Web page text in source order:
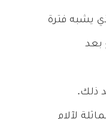
يشبه فترة
بعد
ذلك.
لآلام